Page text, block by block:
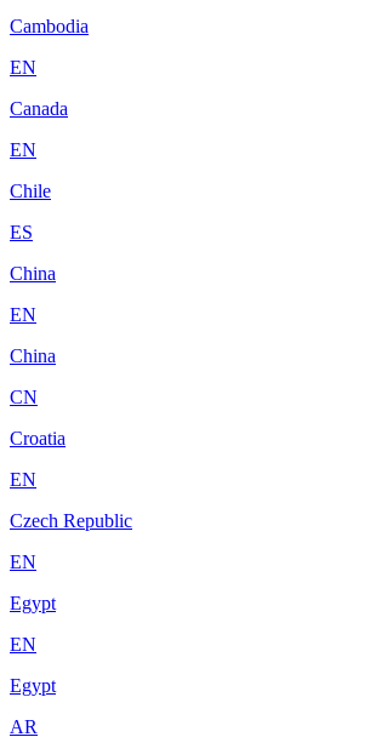
Cambodia
EN
Canada
EN
Chile
ES
China
EN
China
CN
Croatia
EN
Czech Republic
EN
Egypt
EN
Egypt
AR